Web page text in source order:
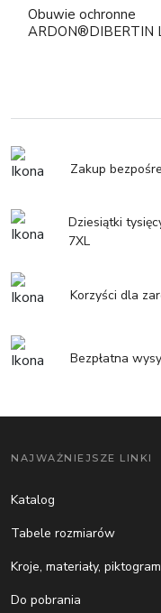
Obuwie ochronne
ARDON®DIBERTIN
Zakup
Dziesiątki
7XL
Korzyści dla
Bezpłatna
NAJWAŻNIEJSZE LINKI
Katalog
Tabele rozmiarów
Kroje, materiały,
Do pobrania